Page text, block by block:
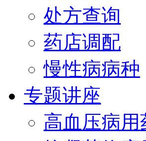
处方查询
药店调配
慢性病病种
专题讲座
高血压病用